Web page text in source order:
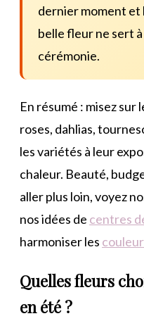
dernier moment et
belle fleur ne sert
cérémonie.
En résumé : misez sur
roses, dahlias,
les variétés à leur
chaleur. Beauté,
aller plus loin, voyez
nos idées de centres
harmoniser les
Quelles fleurs
en été ?